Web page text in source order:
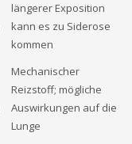
längerer Exposition
kann es zu Siderose
kommen
Mechanischer
Reizstoff; mögliche
Auswirkungen auf die
Lunge